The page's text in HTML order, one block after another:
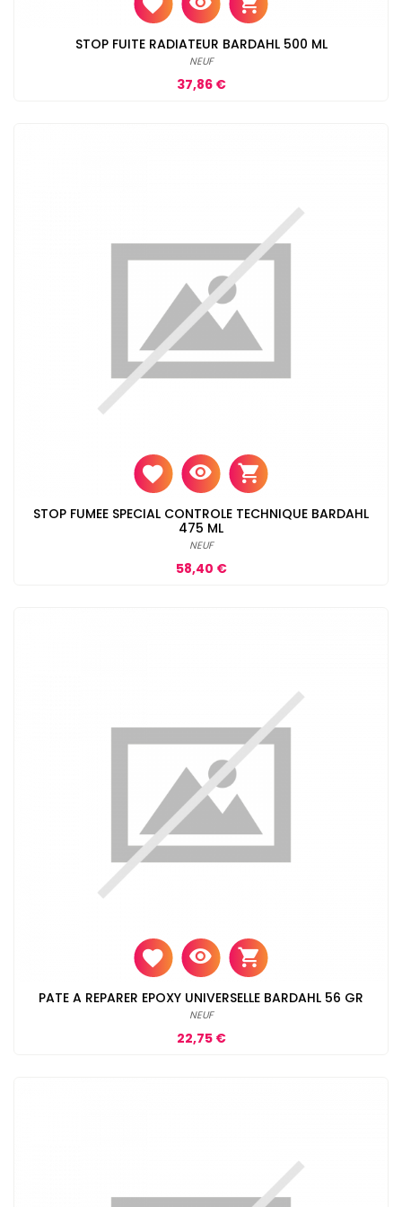
STOP FUITE RADIATEUR BARDAHL 500 ML
NEUF
Prix
37,86 €
STOP FUMEE SPECIAL CONTROLE TECHNIQUE BARDAHL
475 ML
NEUF
Prix
58,40 €
PATE A REPARER EPOXY UNIVERSELLE BARDAHL 56 GR
NEUF
Prix
22,75 €